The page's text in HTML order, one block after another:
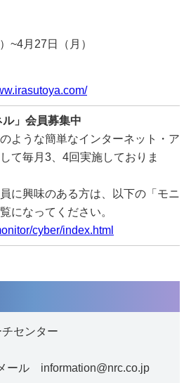
~4月27日（月）
」会員募集中
ような簡単なインターネット・ア
て毎月3、4回実施しておりま
興味のある方は、以下の「モニ
になってください。
cyber/index.html
センター
ール information@nrc.co.jp